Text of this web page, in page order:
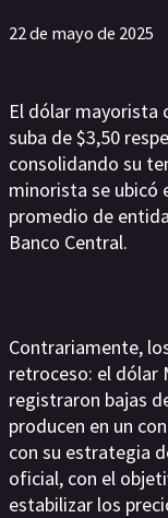
22 de mayo de 2025
El dólar mayorista
suba de $3,50
consolidando su
minorista se ubicó
promedio de
Banco Central.
Contrariamente,
retroceso: el dólar
registraron bajas
producen en un
con su estrategia
oficial, con el
estabilizar los